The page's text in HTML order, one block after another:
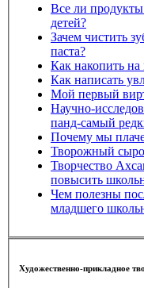
Все ли продукты
детей?
Зачем чистить
паста?
Как накопить на
Как написать
Мой первый
Научно-
панд-самый
Почему мы
Творожный
Творчество
Чем полезны
Художественно-прикладное